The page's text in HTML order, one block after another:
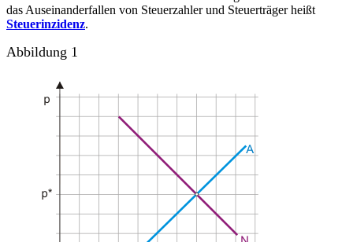
das Auseinanderfallen von Steuerzahler und Steuerträger heißt
Steuerinzidenz.
Abbildung 1